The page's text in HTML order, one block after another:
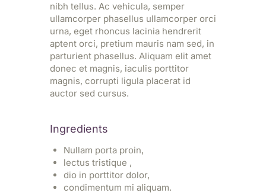
nibh tellus. Ac vehicula, semper
ullamcorper phasellus ullamcorper orci
urna, eget rhoncus lacinia hendrerit
aptent orci, pretium mauris nam sed, in
parturient phasellus. Aliquam elit amet
donec et magnis, iaculis porttitor
magnis, corrupti ligula placerat id
auctor sed cursus.
Ingredients
Nullam porta proin,
lectus tristique ,
dio in porttitor dolor,
condimentum mi aliquam.